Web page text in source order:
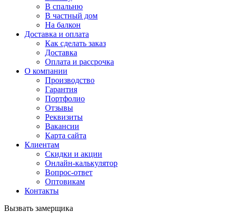
В спальню
В частный дом
На балкон
Доставка и оплата
Как сделать заказ
Доставка
Оплата и рассрочка
О компании
Производство
Гарантия
Портфолио
Отзывы
Реквизиты
Вакансии
Карта сайта
Клиентам
Скидки и акции
Онлайн-калькулятор
Вопрос-ответ
Оптовикам
Контакты
Вызвать замерщика